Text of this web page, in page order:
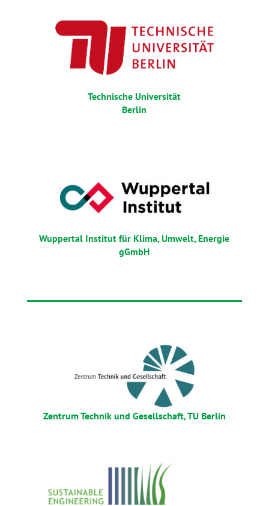
Technische Universität
Berlin
Wuppertal Institut für Klima, Umwelt, Energie
gGmbH
Zentrum Technik und Gesellschaft, TU Berlin